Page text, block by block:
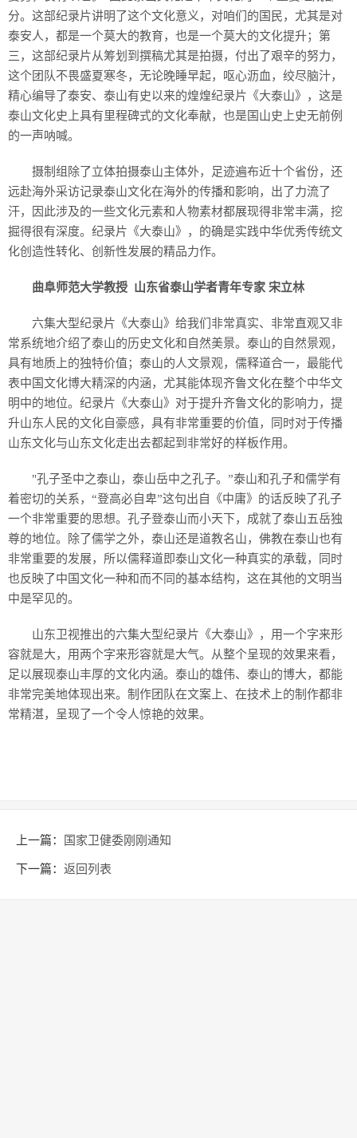
分。这部纪录片讲明了这个文化意义，对咱们的国民，尤其是对
泰安人，都是一个莫大的教育，也是一个莫大的文化提升；第
三，这部纪录片从筹划到撰稿尤其是拍摄，付出了艰辛的努力，
这个团队不畏盛夏寒冬，无论晚睡早起，呕心沥血，绞尽脑汁，
精心编导了泰安、泰山有史以来的煌煌纪录片《大泰山》，这是
泰山文化史上具有里程碑式的文化奉献，也是国山史上史无前例
的一声呐喊。
摄制组除了立体拍摄泰山主体外，足迹遍布近十个省份，还
远赴海外采访记录泰山文化在海外的传播和影响，出了力流了
汗，因此涉及的一些文化元素和人物素材都展现得非常丰满，挖
掘得很有深度。纪录片《大泰山》，的确是实践中华优秀传统文
化创造性转化、创新性发展的精品力作。
曲阜师范大学教授 山东省泰山学者青年专家 宋立林
六集大型纪录片《大泰山》给我们非常真实、非常直观又非
常系统地介绍了泰山的历史文化和自然美景。泰山的自然景观，
具有地质上的独特价值；泰山的人文景观，儒释道合一，最能代
表中国文化博大精深的内涵，尤其能体现齐鲁文化在整个中华文
明中的地位。纪录片《大泰山》对于提升齐鲁文化的影响力，提
升山东人民的文化自豪感，具有非常重要的价值，同时对于传播
山东文化与山东文化走出去都起到非常好的样板作用。
"孔子圣中之泰山，泰山岳中之孔子。”泰山和孔子和儒学有
着密切的关系，“登高必自卑”这句出自《中庸》的话反映了孔子
一个非常重要的思想。孔子登泰山而小天下，成就了泰山五岳独
尊的地位。除了儒学之外，泰山还是道教名山，佛教在泰山也有
非常重要的发展，所以儒释道即泰山文化一种真实的承载，同时
也反映了中国文化一种和而不同的基本结构，这在其他的文明当
中是罕见的。
山东卫视推出的六集大型纪录片《大泰山》，用一个字来形
容就是大，用两个字来形容就是大气。从整个呈现的效果来看，
足以展现泰山丰厚的文化内涵。泰山的雄伟、泰山的博大，都能
非常完美地体现出来。制作团队在文案上、在技术上的制作都非
常精湛，呈现了一个令人惊艳的效果。
上一篇： 国家卫健委刚刚通知
下一篇： 返回列表